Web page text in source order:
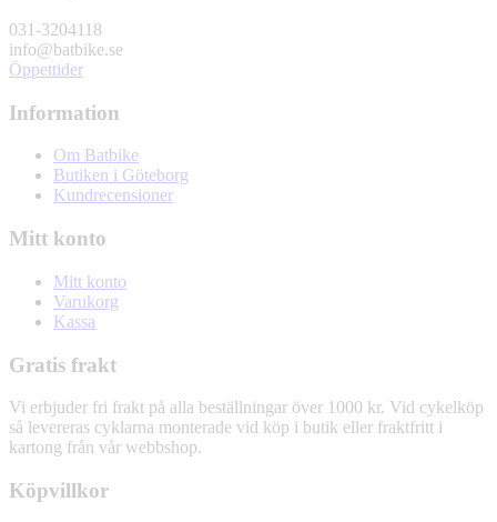
031-3204118
info@batbike.se
Öppettider
Information
Om Batbike
Butiken i Göteborg
Kundrecensioner
Mitt konto
Mitt konto
Varukorg
Kassa
Gratis frakt
Vi erbjuder fri frakt på alla beställningar över 1000 kr. Vid cykelköp
så levereras cyklarna monterade vid köp i butik eller fraktfritt i
kartong från vår webbshop.
Köpvillkor